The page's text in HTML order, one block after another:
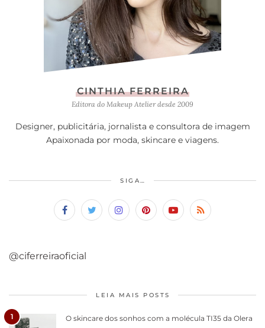
CINTHIA FERREIRA
Editora do Makeup Atelier desde 2009
Designer, publicitária, jornalista e consultora de imagem
Apaixonada por moda, skincare e viagens.
SIGA…
@ciferreiraoficial
LEIA MAIS POSTS
1 O skincare dos sonhos com a molécula TI35 da Olera